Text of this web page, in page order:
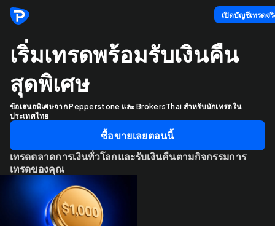
เปิดบัญชีเทรดจริ
เริ่มเทรดพร้อมรับเงินคืน
สุดพิเศษ
ข้อเสนอพิเศษจาก Pepperstone และ BrokersThai สำหรับนักเทรดใน
ประเทศไทย
ซื้อขายเลยตอนนี้
เทรดตลาดการเงินทั่วโลกและรับเงินคืนตามกิจกรรมการ
เทรดของคุณ